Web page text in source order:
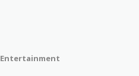
Entertainment